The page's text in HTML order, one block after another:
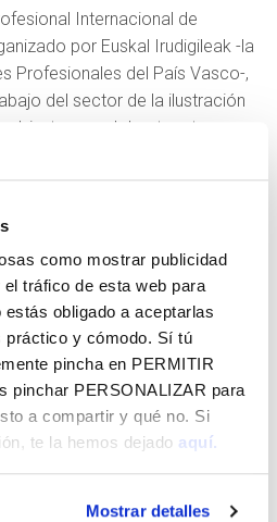
como mostrar publicidad
tráfico de esta web para
obligado a aceptarlas
práctico y cómodo. Sí tú
pincha en PERMITIR
pinchar PERSONALIZAR para
a compartir y qué no. Si
te la hemos dejado aquí.
Mostrar detalles
Internacional de
por Euskal Irudigileak -la
Profesionales del País Vasco-,
del sector de la ilustración
junto con el de otros tres
con el objetivo de ofrecer a los
continua especializada
ponentes vascos, estatales o
así como citas
colabora con Irudika desde
intensificado su participación
Profesionales
y para las Residencias
a los que cede
para presentar el trabajo